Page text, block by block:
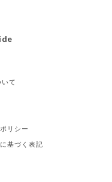
て
リシー
基づく表記